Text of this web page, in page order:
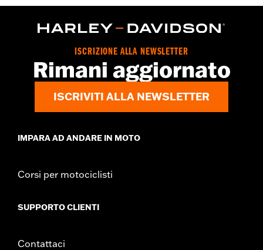
ISCRIZIONE ALLA NEWSLETTER
Rimani aggiornato
ISCRIVITI ALLA NEWSLETTER
IMPARA AD ANDARE IN MOTO
Corsi per motociclisti
SUPPORTO CLIENTI
Contattaci